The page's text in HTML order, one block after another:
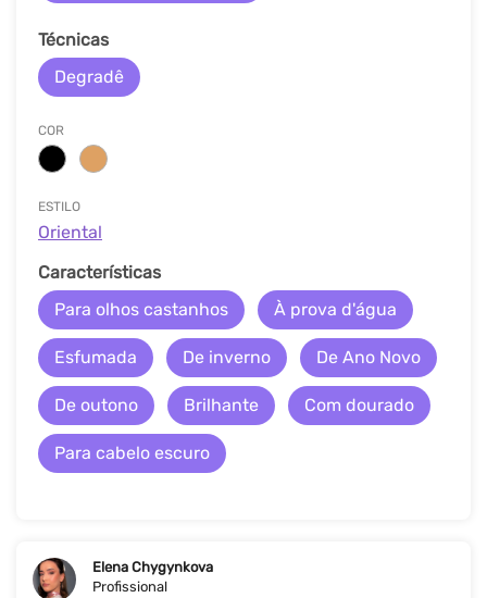
Técnicas
Degradê
COR
ESTILO
Oriental
Características
Para olhos castanhos
À prova d'água
Esfumada De inverno De Ano Novo
De outono Brilhante Com dourado
Para cabelo escuro
Elena Chygynkova
Profissional